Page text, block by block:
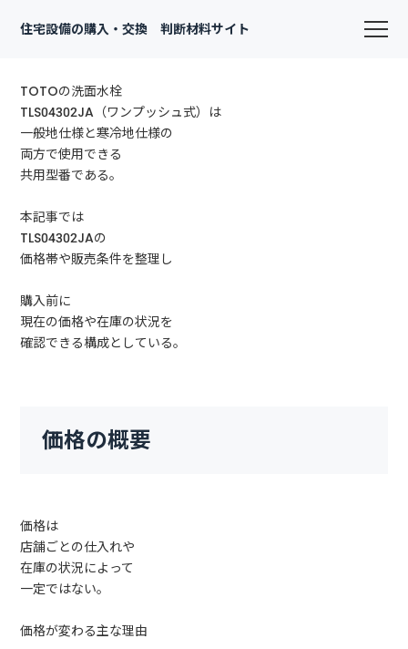
住宅設備の購入・交換 判断材料サイト
TOTOの洗面水栓
TLS04302JA（ワンプッシュ式）は
一般地仕様と寒冷地仕様の
両方で使用できる
共用型番である。
本記事では
TLS04302JAの
価格帯や販売条件を整理し
購入前に
現在の価格や在庫の状況を
確認できる構成としている。
価格の概要
価格は
店舗ごとの仕入れや
在庫の状況によって
一定ではない。
価格が変わる主な理由